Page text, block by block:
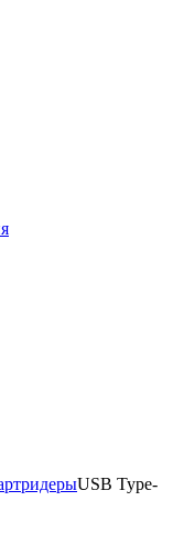
USB Type-